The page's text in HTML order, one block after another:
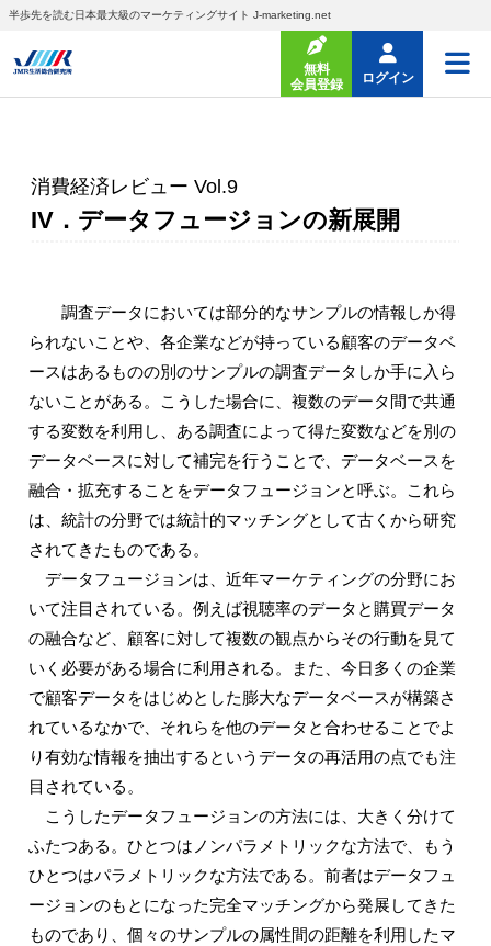
半歩先を読む日本最大級のマーケティングサイト J-marketing.net
無料
会員登録
ログイン
消費経済レビュー Vol.9
IV．データフュージョンの新展開
調査データにおいては部分的なサンプルの情報しか得
られないことや、各企業などが持っている顧客のデータベ
ースはあるものの別のサンプルの調査データしか手に入ら
ないことがある。こうした場合に、複数のデータ間で共通
する変数を利用し、ある調査によって得た変数などを別の
データベースに対して補完を行うことで、データベースを
融合・拡充することをデータフュージョンと呼ぶ。これら
は、統計の分野では統計的マッチングとして古くから研究
されてきたものである。
データフュージョンは、近年マーケティングの分野にお
いて注目されている。例えば視聴率のデータと購買データ
の融合など、顧客に対して複数の観点からその行動を見て
いく必要がある場合に利用される。また、今日多くの企業
で顧客データをはじめとした膨大なデータベースが構築さ
れているなかで、それらを他のデータと合わせることでよ
り有効な情報を抽出するというデータの再活用の点でも注
目されている。
こうしたデータフュージョンの方法には、大きく分けて
ふたつある。ひとつはノンパラメトリックな方法で、もう
ひとつはパラメトリックな方法である。前者はデータフュ
ージョンのもとになった完全マッチングから発展してきた
ものであり、個々のサンプルの属性間の距離を利用したマ